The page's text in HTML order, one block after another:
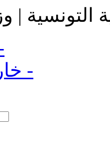
التونسية |
خارطة الموقع -